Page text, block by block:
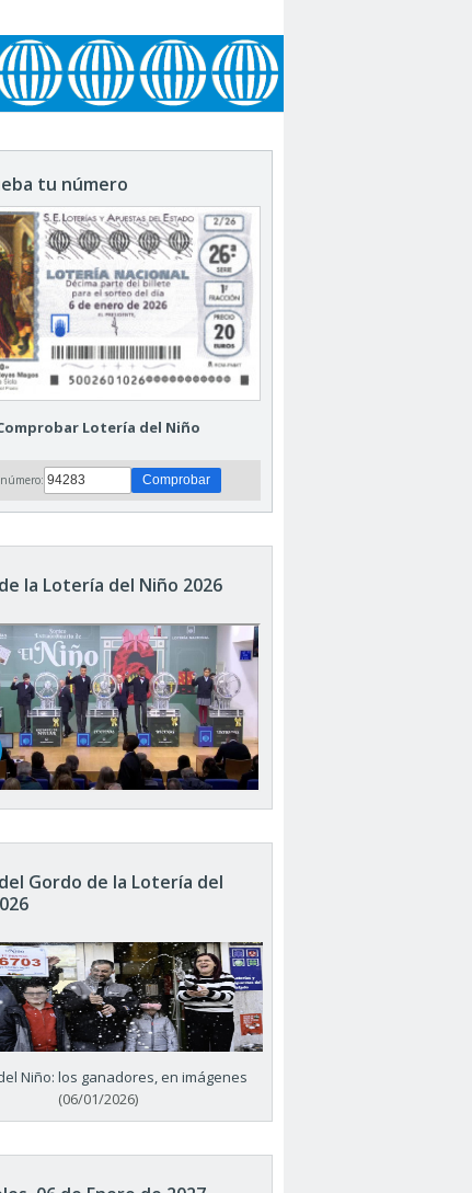
tu número
Lotería del Niño
la Lotería del Niño 2026
Gordo de la Lotería del
Niño: los ganadores, en imágenes
(06/01/2026)